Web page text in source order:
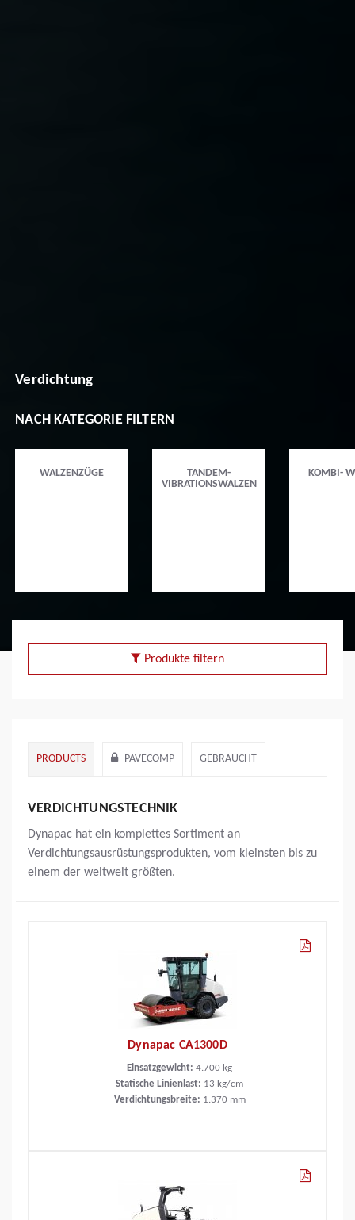
Verdichtung
NACH KATEGORIE FILTERN
WALZENZÜGE
TANDEM-
VIBRATIONSWALZEN
KOMBI-
Produkte filtern
PRODUCTS PAVECOMP GEBRAUCHT
VERDICHTUNGSTECHNIK
Dynapac hat ein komplettes Sortiment an
Verdichtungsausrüstungsprodukten, vom kleinsten bis zu
einem der weltweit größten.
Dynapac CA1300D
Einsatzgewicht: 4.700 kg
Statische Linienlast: 13 kg/cm
Verdichtungsbreite: 1.370 mm